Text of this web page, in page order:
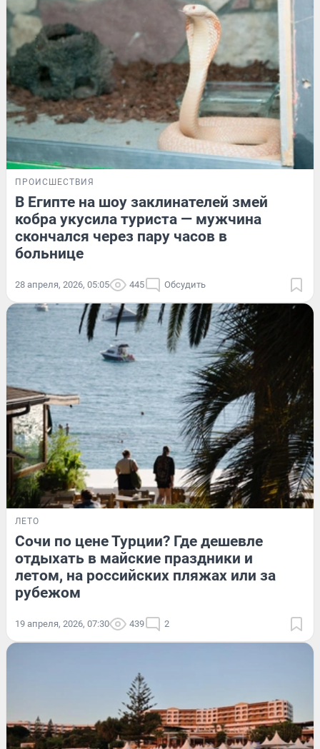
ПРОИСШЕСТВИЯ
В Египте на шоу заклинателей змей
кобра укусила туриста — мужчина
скончался через пару часов в
больнице
28 апреля, 2026, 05:05 445 Обсудить
ЛЕТО
Сочи по цене Турции? Где дешевле
отдыхать в майские праздники и
летом, на российских пляжах или за
рубежом
19 апреля, 2026, 07:30 439 2